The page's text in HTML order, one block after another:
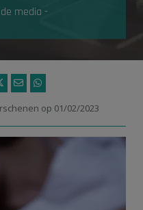
media -
op 01/02/2023